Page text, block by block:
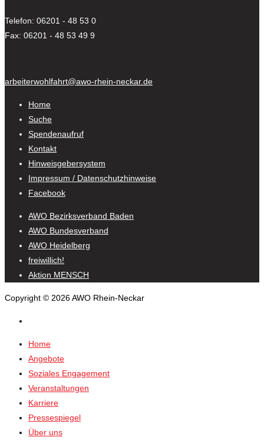
Telefon: 06201 - 48 53 0
Fax: 06201 - 48 53 49 9
arbeiterwohlfahrt@awo-rhein-neckar.de
Home
Suche
Spendenaufruf
Kontakt
Hinweisgebersystem
Impressum / Datenschutzhinweise
Facebook
AWO Bezirksverband Baden
AWO Bundesverband
AWO Heidelberg
freiwillich!
Aktion MENSCH
Copyright © 2026 AWO Rhein-Neckar
Home
Angebote
Soziales Engagement
Veranstaltungen
Karriere
Pressespiegel
Über uns